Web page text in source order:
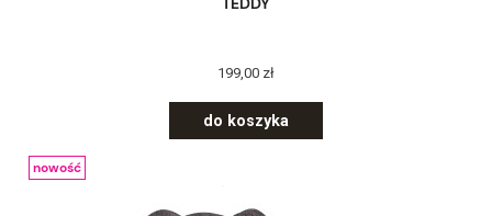
199,00 zł
do koszyka
nowość